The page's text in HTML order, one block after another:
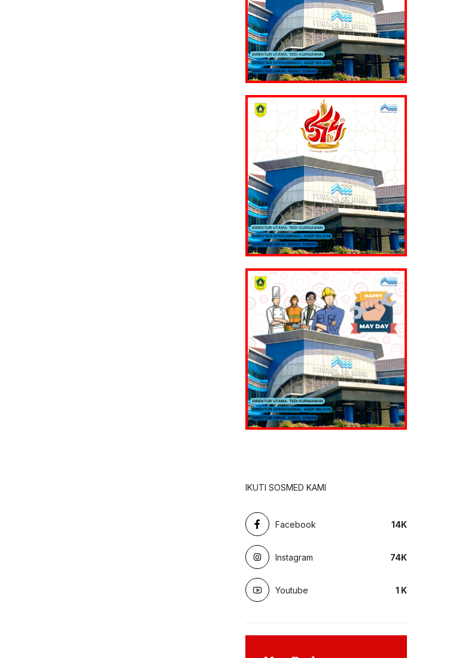
IKUTI SOSMED KAMI
Facebook 14K
Instagram 74K
Youtube 1 K